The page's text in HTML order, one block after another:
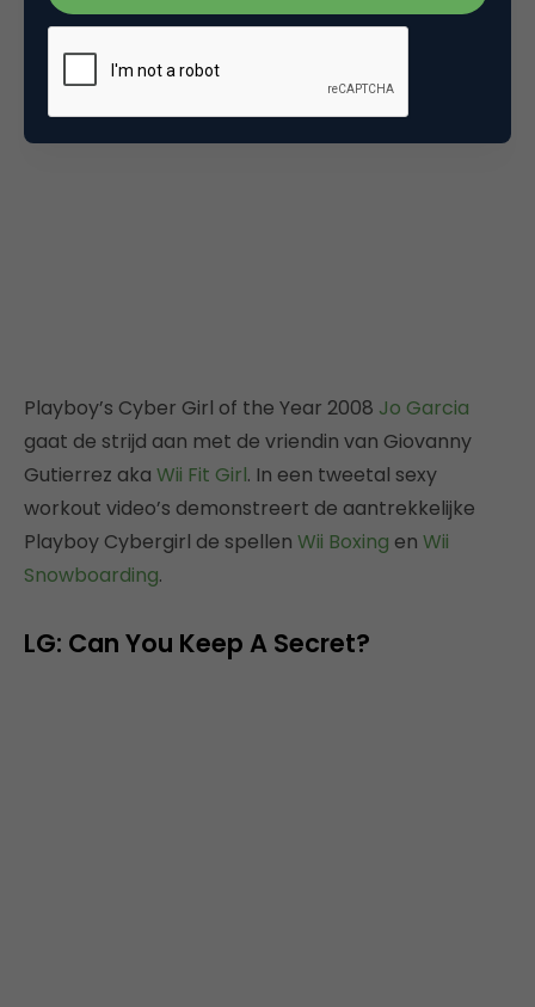
Playboy’s Cyber Girl of the Year 2008 Jo Garcia
gaat de strijd aan met de vriendin van Giovanny
Gutierrez aka Wii Fit Girl. In een tweetal sexy
workout video’s demonstreert de aantrekkelijke
Playboy Cybergirl de spellen Wii Boxing en Wii
Snowboarding.
LG: Can You Keep A Secret?